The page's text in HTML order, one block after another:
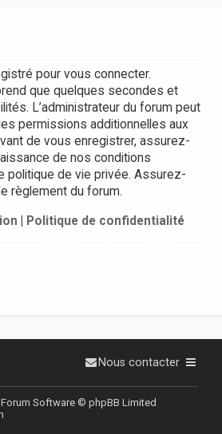
pour vous connecter.
que quelques secondes et
L’administrateur du forum peut
permissions additionnelles aux
de vous enregistrer, assurez-
de nos conditions
politique de vie privée. Assurez-
règlement du forum.
Politique de confidentialité
Nous contacter
Software © phpBB Limited